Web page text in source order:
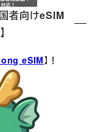
者向けeSIM
eSIM】！